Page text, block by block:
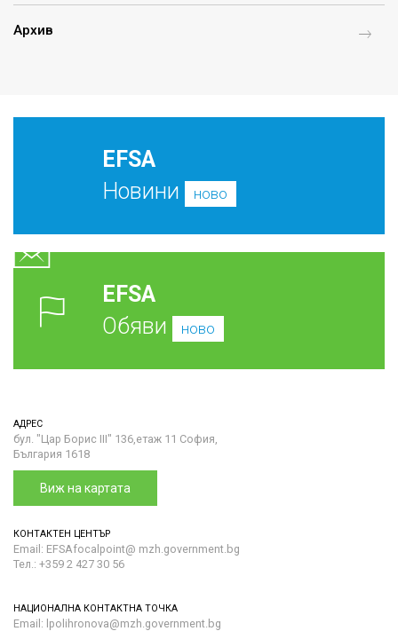
Архив
EFSA
Новини
ново
EFSA
Обяви
ново
АДРЕС
бул. "Цар Борис III" 136,етаж 11 София,
България 1618
Виж на картата
КОНТАКТЕН ЦЕНТЪР
Email: EFSAfocalpoint@ mzh.government.bg
Тел.: +359 2 427 30 56
НАЦИОНАЛНА КОНТАКТНА ТОЧКА
Email: lpolihronova@mzh.government.bg